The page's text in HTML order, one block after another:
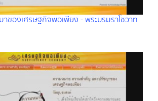
ของเศรษฐกิจพอเพียง - พระบรมราโชวาท